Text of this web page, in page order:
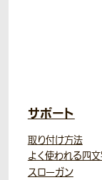
サポート
取り付け方法
よく使われる四
スローガン